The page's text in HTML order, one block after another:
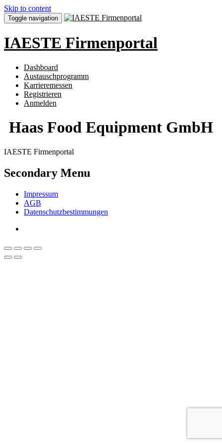
Skip to content
Toggle navigation
IAESTE Firmenportal
Dashboard
Austauschprogramm
Karrieremessen
Registrieren
Anmelden
Haas Food Equipment GmbH
IAESTE Firmenportal
Secondary Menu
Impressum
AGB
Datenschutzbestimmungen